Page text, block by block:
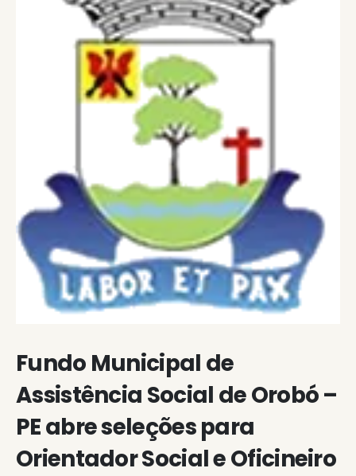
Fundo Municipal de
Assistência Social de Orobó –
PE abre seleções para
Orientador Social e Oficineiro